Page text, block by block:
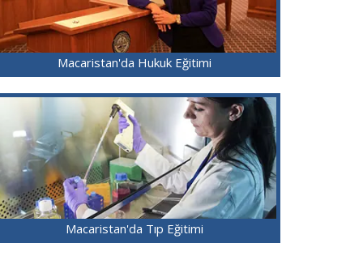
Macaristan'da Hukuk Eğitimi
Macaristan'da Tıp Eğitimi